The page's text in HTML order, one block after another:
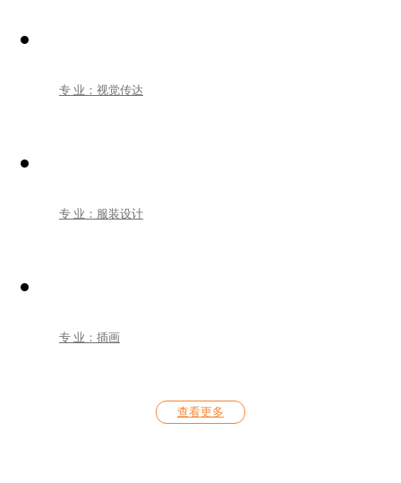
专 业：视觉传达
专 业：服装设计
专 业：插画
查看更多